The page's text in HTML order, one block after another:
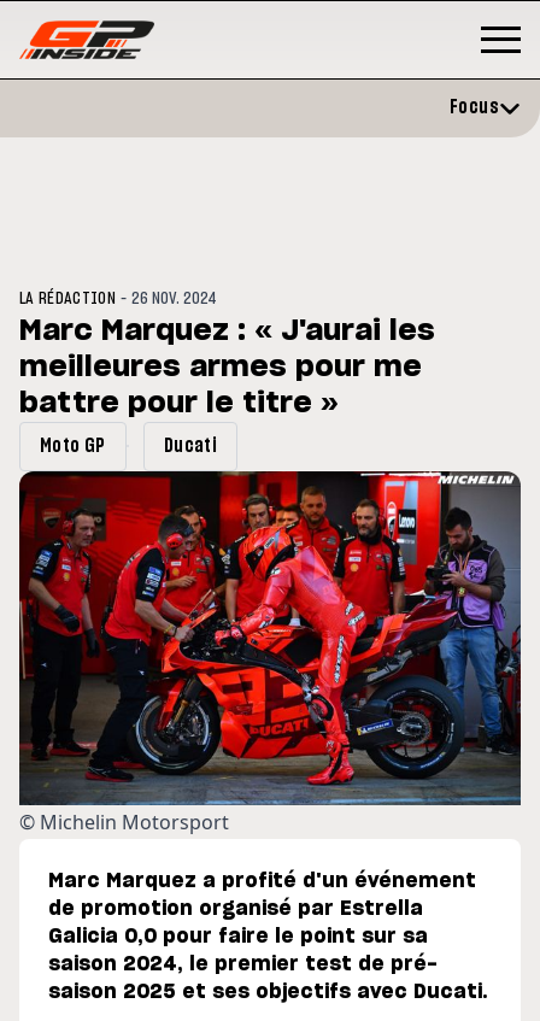
: Horaires et
du GP de Grande-
MOTO GP
Zarco évite l'opération et vise
retour en septembre
Focus
LA RÉDACTION -26 NOV. 2024
Marc Marquez : « J'aurai les
meilleures armes pour me
battre pour le titre »
Moto GP Ducati
© Michelin Motorsport
Marc Marquez a profité d'un événement
de promotion organisé par Estrella
Galicia 0,0 pour faire le point sur sa
saison 2024, le premier test de pré-
saison 2025 et ses objectifs avec Ducati.